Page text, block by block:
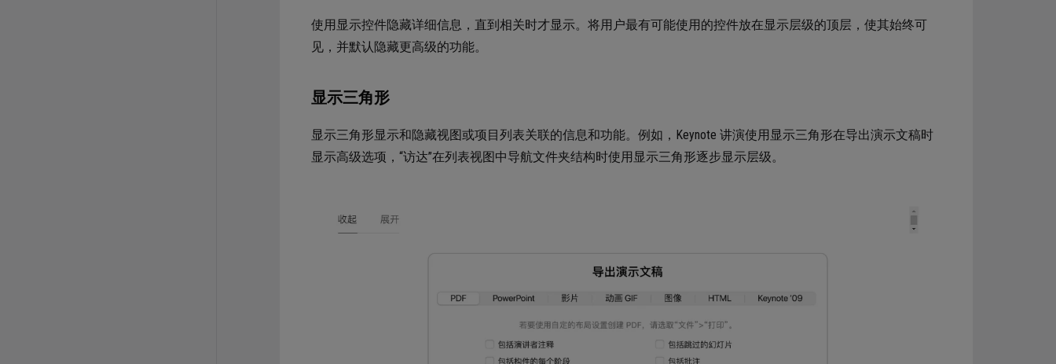
使用显示控件隐藏详细信息，直到相关时才显示。将用户最有可能使用的控件放在显示层级的顶层，使其始终可
见，并默认隐藏更高级的功能。
显示三角形
显示三角形显示和隐藏视图或项目列表关联的信息和功能。例如，Keynote 讲演使用显示三角形在导出演示文稿时
显示高级选项，“访达”在列表视图中导航文件夹结构时使用显示三角形逐步显示层级。